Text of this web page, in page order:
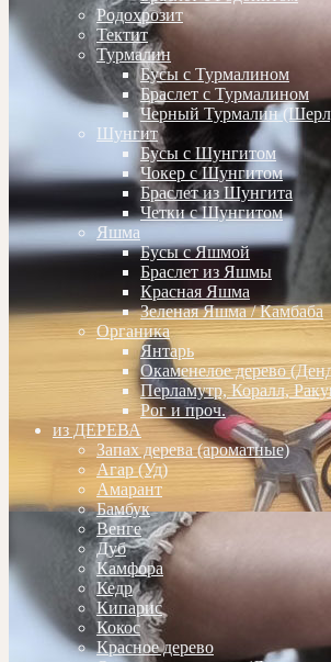
Родохрозит
Тектит
Турмалин
Бусы с Турмалином
Браслет с Турмалином
Черный Турмалин
Шунгит
Бусы с Шунгитом
Чокер с Шунгитом
Браслет из Шунгита
Четки с Шунгитом
Яшма
Бусы с Яшмой
Браслет из Яшмы
Красная Яшма
Зеленая Яшма / Камбаба
Органика
Янтарь
Окаменелое дерево
Перламутр, Коралл,
Рог и проч.
из ДЕРЕВА
Запах дерева (ароматные)
Агар (Уд)
Амарант
Бамбук
Венге
Дуб
Камфора
Кедр
Кипарис
Кокос
Красное дерево